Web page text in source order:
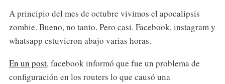
A principio del mes de octubre vivimos el apocalipsis
zombie. Bueno, no tanto. Pero casi. Facebook, instagram y
whatsapp estuvieron abajo varias horas.
En un post, facebook informó que fue un problema de
configuración en los routers lo que causó una